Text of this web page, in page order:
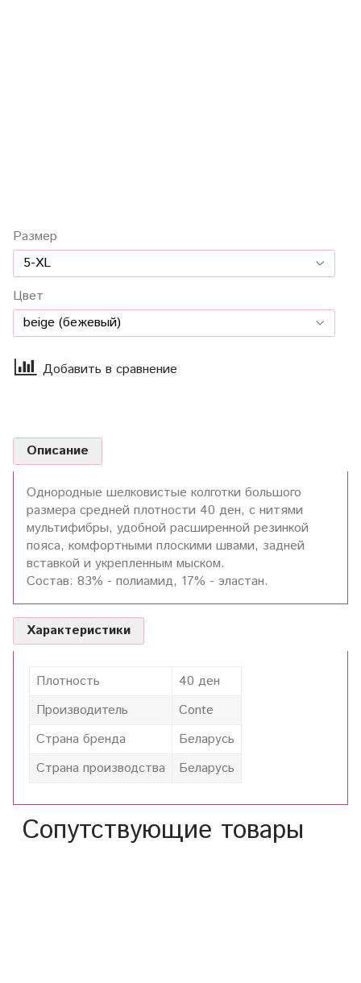
Размер
Цвет
Добавить в сравнение
Описание
Однородные шелковистые колготки большого
размера средней плотности 40 ден, с нитями
мультифибры, удобной расширенной резинкой
пояса, комфортными плоскими швами, задней
вставкой и укрепленным мыском.
Состав: 83% - полиамид, 17% - эластан.
Характеристики
Плотность
40 ден
Производитель
Conte
Страна бренда
Беларусь
Страна производства
Беларусь
Сопутствующие товары